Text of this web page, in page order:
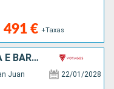
491 € +Taxas
ARUBA, SANTA LÚCIA, ANTÍGUA E BARBUDA, SÃO MARTINHO, PORTO RICO
Juan 22/01/2028